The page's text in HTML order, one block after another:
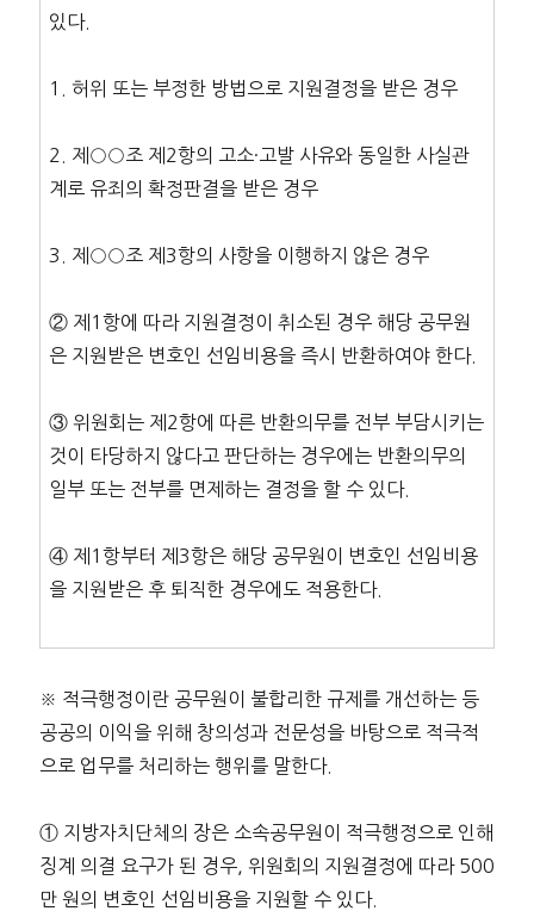
있다.
1. 허위 또는 부정한 방법으로 지원결정을 받은 경우
2. 제○○조 제2항의 고소·고발 사유와 동일한 사실관
계로 유죄의 확정판결을 받은 경우
3. 제○○조 제3항의 사항을 이행하지 않은 경우
② 제1항에 따라 지원결정이 취소된 경우 해당 공무원
은 지원받은 변호인 선임비용을 즉시 반환하여야 한다.
③ 위원회는 제2항에 따른 반환의무를 전부 부담시키는
것이 타당하지 않다고 판단하는 경우에는 반환의무의
일부 또는 전부를 면제하는 결정을 할 수 있다.
④ 제1항부터 제3항은 해당 공무원이 변호인 선임비용
을 지원받은 후 퇴직한 경우에도 적용한다.
※ 적극행정이란 공무원이 불합리한 규제를 개선하는 등
공공의 이익을 위해 창의성과 전문성을 바탕으로 적극적
으로 업무를 처리하는 행위를 말한다.
① 지방자치단체의 장은 소속공무원이 적극행정으로 인해
징계 의결 요구가 된 경우, 위원회의 지원결정에 따라 500
만 원의 변호인 선임비용을 지원할 수 있다.